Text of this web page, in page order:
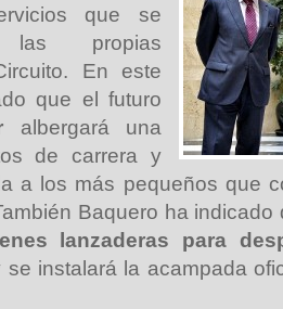
que se
propias
En este
que el futuro
albergará una
de carrera y
a los más pequeños que
Baquero ha
lanzaderas para
se instalará la acampada